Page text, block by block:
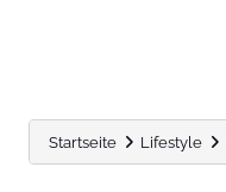
Startseite Lifestyle